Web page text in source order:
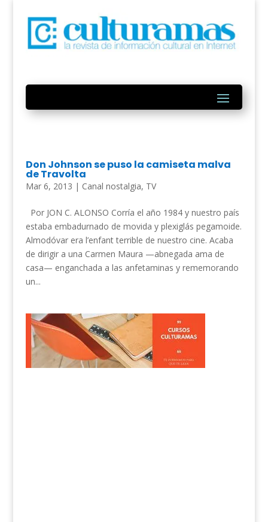
Don Johnson se puso la camiseta malva
de Travolta
Mar 6, 2013 | Canal nostalgia, TV
Por JON C. ALONSO Corría el año 1984 y nuestro país
estaba embadurnado de movida y plexiglás pegamoide.
Almodóvar era l’enfant terrible de nuestro cine. Acaba
de dirigir a una Carmen Maura —abnegada ama de
casa— enganchada a las anfetaminas y rememorando
un...